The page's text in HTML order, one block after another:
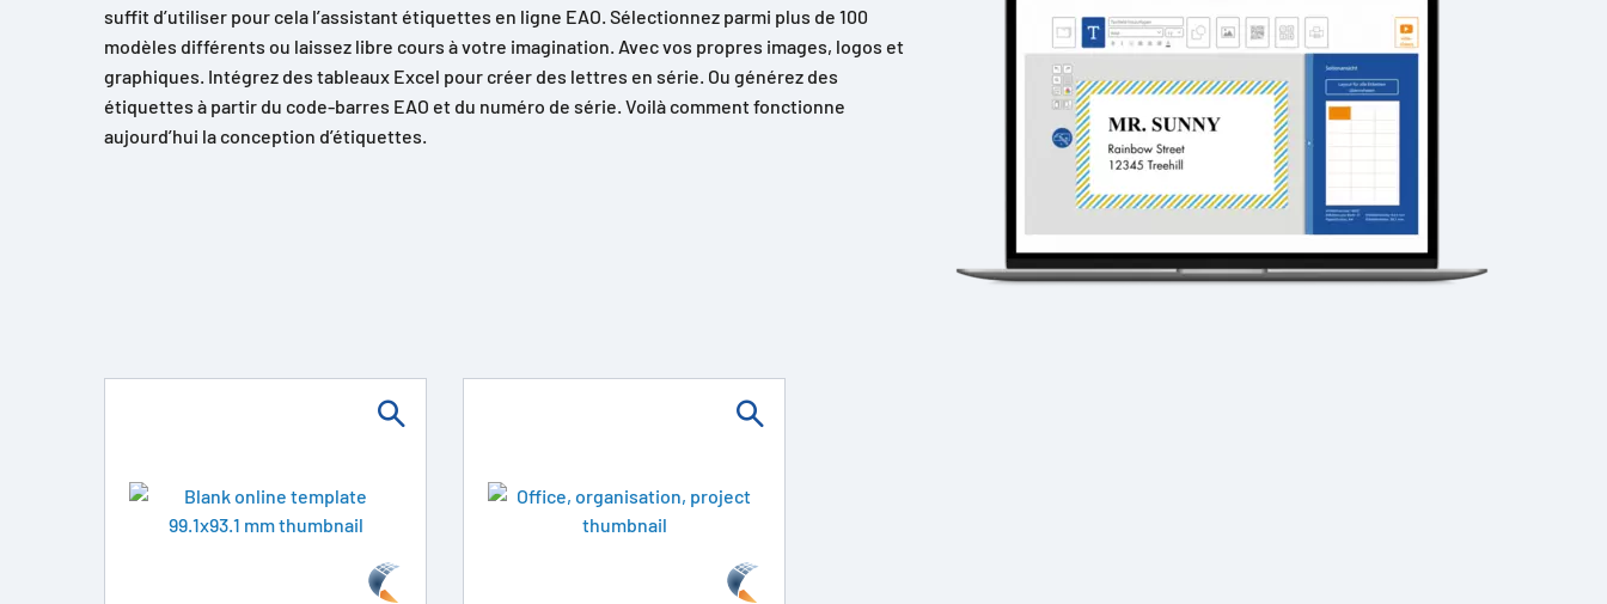
suffit d’utiliser pour cela l’assistant étiquettes en ligne EAO. Sélectionnez parmi plus de 100
modèles différents ou laissez libre cours à votre imagination. Avec vos propres images, logos et
graphiques. Intégrez des tableaux Excel pour créer des lettres en série. Ou générez des
étiquettes à partir du code-barres EAO et du numéro de série. Voilà comment fonctionne
aujourd’hui la conception d’étiquettes.